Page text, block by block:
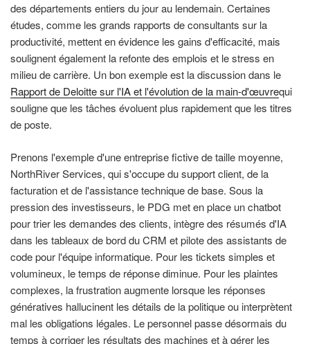
des départements entiers du jour au lendemain. Certaines
études, comme les grands rapports de consultants sur la
productivité, mettent en évidence les gains d'efficacité, mais
soulignent également la refonte des emplois et le stress en
milieu de carrière. Un bon exemple est la discussion dans le
Rapport de Deloitte sur l'IA et l'évolution de la main-d'œuvrequi
souligne que les tâches évoluent plus rapidement que les titres
de poste.
Prenons l'exemple d'une entreprise fictive de taille moyenne,
NorthRiver Services, qui s'occupe du support client, de la
facturation et de l'assistance technique de base. Sous la
pression des investisseurs, le PDG met en place un chatbot
pour trier les demandes des clients, intègre des résumés d'IA
dans les tableaux de bord du CRM et pilote des assistants de
code pour l'équipe informatique. Pour les tickets simples et
volumineux, le temps de réponse diminue. Pour les plaintes
complexes, la frustration augmente lorsque les réponses
génératives hallucinent les détails de la politique ou interprètent
mal les obligations légales. Le personnel passe désormais du
temps à corriger les résultats des machines et à gérer les